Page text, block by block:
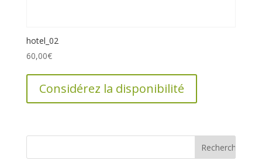
hotel_02
60,00€
Considérez la disponibilité